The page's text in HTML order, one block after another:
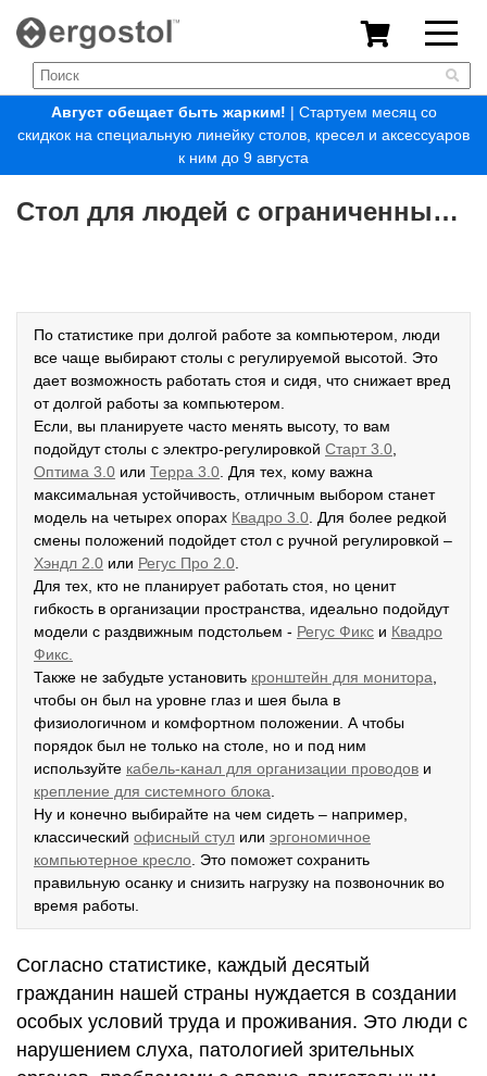
Август обещает быть жарким! | Стартуем месяц со
скидкок на специальную линейку столов, кресел и аксессуаров
к ним до 9 августа
Стол для людей с ограниченными возможностями
По статистике при долгой работе за компьютером, люди
все чаще выбирают столы с регулируемой высотой. Это
дает возможность работать стоя и сидя, что снижает вред
от долгой работы за компьютером.
Если, вы планируете часто менять высоту, то вам
подойдут столы с электро-регулировкой Старт 3.0
Оптима 3.0 или Терра 3.0 . Для тех, кому важна
максимальная устойчивость, отличным выбором станет
модель на четырех опорах Квадро 3.0 . Для более редкой
смены положений подойдет стол с ручной регулировкой –
Хэндл 2.0 или Регус Про 2.0
Для тех, кто не планирует работать стоя, но ценит
гибкость в организации пространства, идеально подойдут
модели с раздвижным подстольем - Регус Фикс и Квадро
Фикс.
Также не забудьте установить кронштейн для монитора
чтобы он был на уровне глаз и шея была в
физиологичном и комфортном положении. А чтобы
порядок был не только на столе, но и под ним
используйте кабель-канал для организации проводов и
крепление для системного блока
Ну и конечно выбирайте на чем сидеть – например,
классический офисный стул или эргономичное
компьютерное кресло . Это поможет сохранить
правильную осанку и снизить нагрузку на позвоночник во
время работы.
Согласно статистике, каждый десятый
гражданин нашей страны нуждается в создании
особых условий труда и проживания. Это люди с
нарушением слуха, патологией зрительных